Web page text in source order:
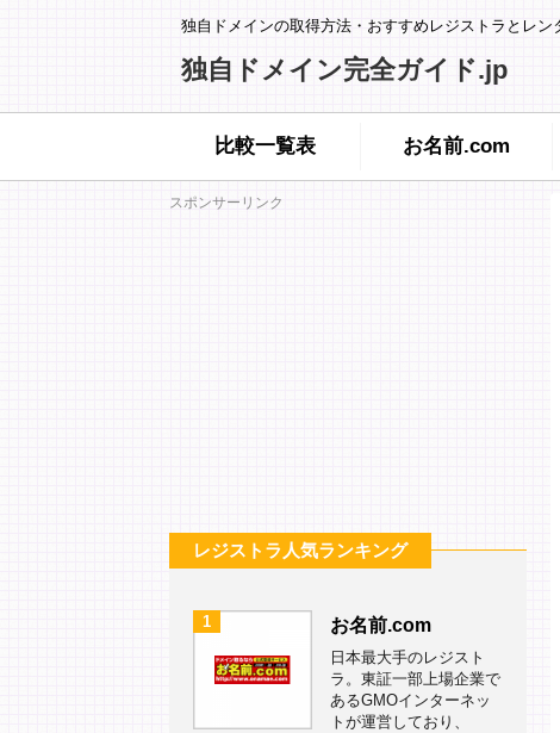
独自ドメインの取得方法・おすすめレジストラとレン
独自ドメイン完全ガイド.jp
比較一覧表 お名前.com
スポンサーリンク
レジストラ人気ランキング
1 お名前.com
日本最大手のレジスト
ラ。東証一部上場企業で
あるGMOインターネッ
トが運営しており、